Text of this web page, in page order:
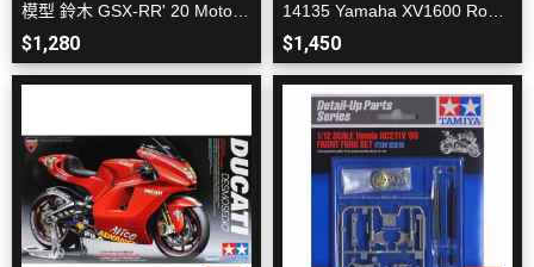
模型 鈴木 GSX-RR' 20 MotoG
P 冠軍車 組裝模型
$1,280
14135 Yamaha XV1600 Road
Star Custom 組裝模型
$1,450